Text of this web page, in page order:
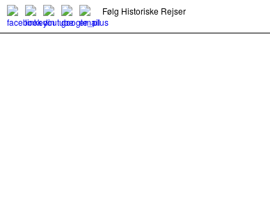
Følg Historiske Rejser